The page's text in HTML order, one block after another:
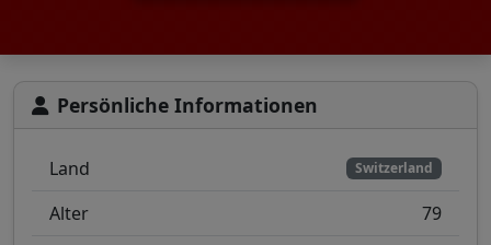
Persönliche Informationen
Land Switzerland
Alter
79